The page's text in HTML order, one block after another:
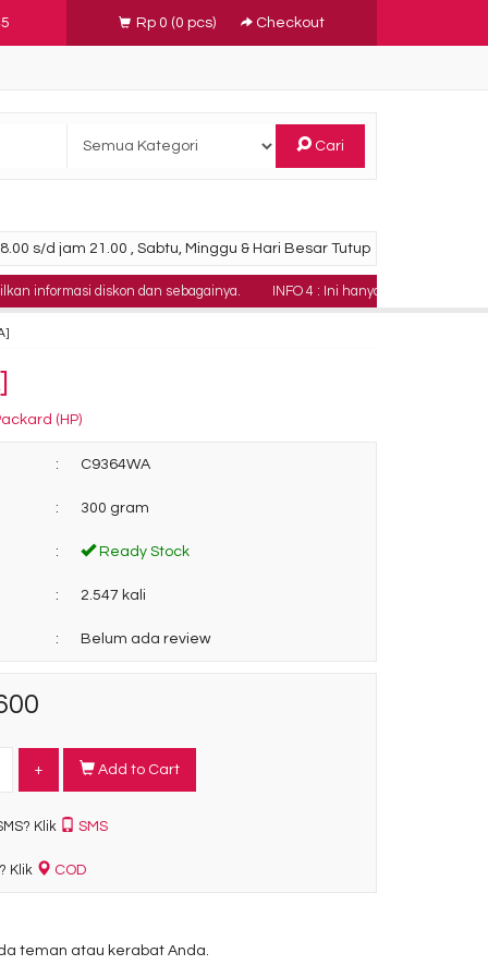
Rp 0 (0 pcs) Checkout
Cari
s/d jam 21.00 , Sabtu, Minggu & Hari Besar Tutup
diskon dan sebagainya. INFO 4 : Ini hanya contoh teks berjalan
(HP)
: C9364WA
: 300 gram
: Ready Stock
: 2.547 kali
: Belum ada review
+ Add to Cart
Klik SMS
Klik COD
teman atau kerabat Anda.